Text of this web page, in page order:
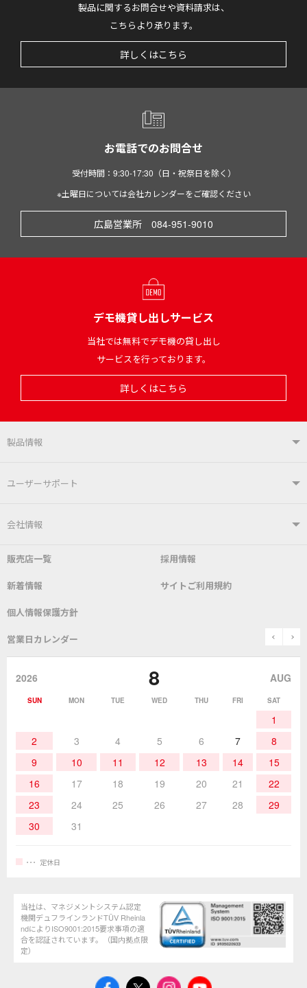
製品に関するお問合せや資料請求は、
こちらより承ります。
詳しくはこちら
お電話でのお問合せ
受付時間：9:30-17:30（日・祝祭日を除く）
※土曜日については会社カレンダーをご確認ください
広島営業所 084-951-9010
デモ機貸し出しサービス
当社では無料でデモ機の貸し出し
サービスを行っております。
詳しくはこちら
製品情報
製品情報TOP
はんだ付けシステム
こて先 自動はんだ送り装置
表面実装/SMT関連
作業環境／材料
ユーザーサポート
ユーザーサポートTOP
よくあるご質問 デモ機貸し出しサービス
SDS(MSDS)製品
取扱説明書
該非説明発行の申込み
会社情報
会社概要 社長あいさつ
グットのあゆみ
販売店一覧 採用情報
新着情報 サイトご利用規約
個人情報保護方針
営業日カレンダー prev
2026 8 AUG
SUN MON TUE WED THU FRI SAT
1
2
3 4 5 6 7
8
9
10 11 12 13 14
15
16
17 18 19 20 21
22
23
24 25 26 27 28
29
30
31
定休日
当社は、マネジメントシステム認定
機関デュフラインランドTÜV Rheinla
ndによりISO9001:2015要求事項の適
合を認証されています。（国内拠点限
定）